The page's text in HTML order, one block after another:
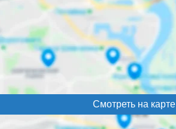
Смотреть на карте